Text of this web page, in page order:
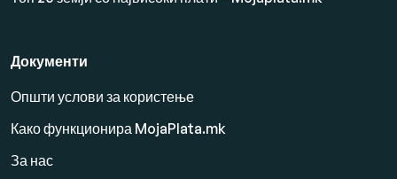
Документи
Општи услови за користење
Како функционира MojaPlata.mk
За нас